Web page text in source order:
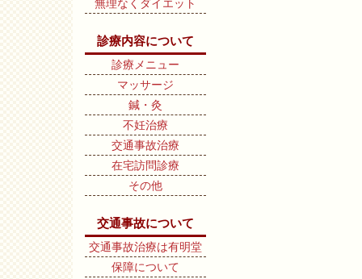
無理なくダイエット
診療内容について
診療メニュー
マッサージ
鍼・灸
不妊治療
交通事故治療
在宅訪問診療
その他
交通事故について
交通事故治療は有明堂
保障について